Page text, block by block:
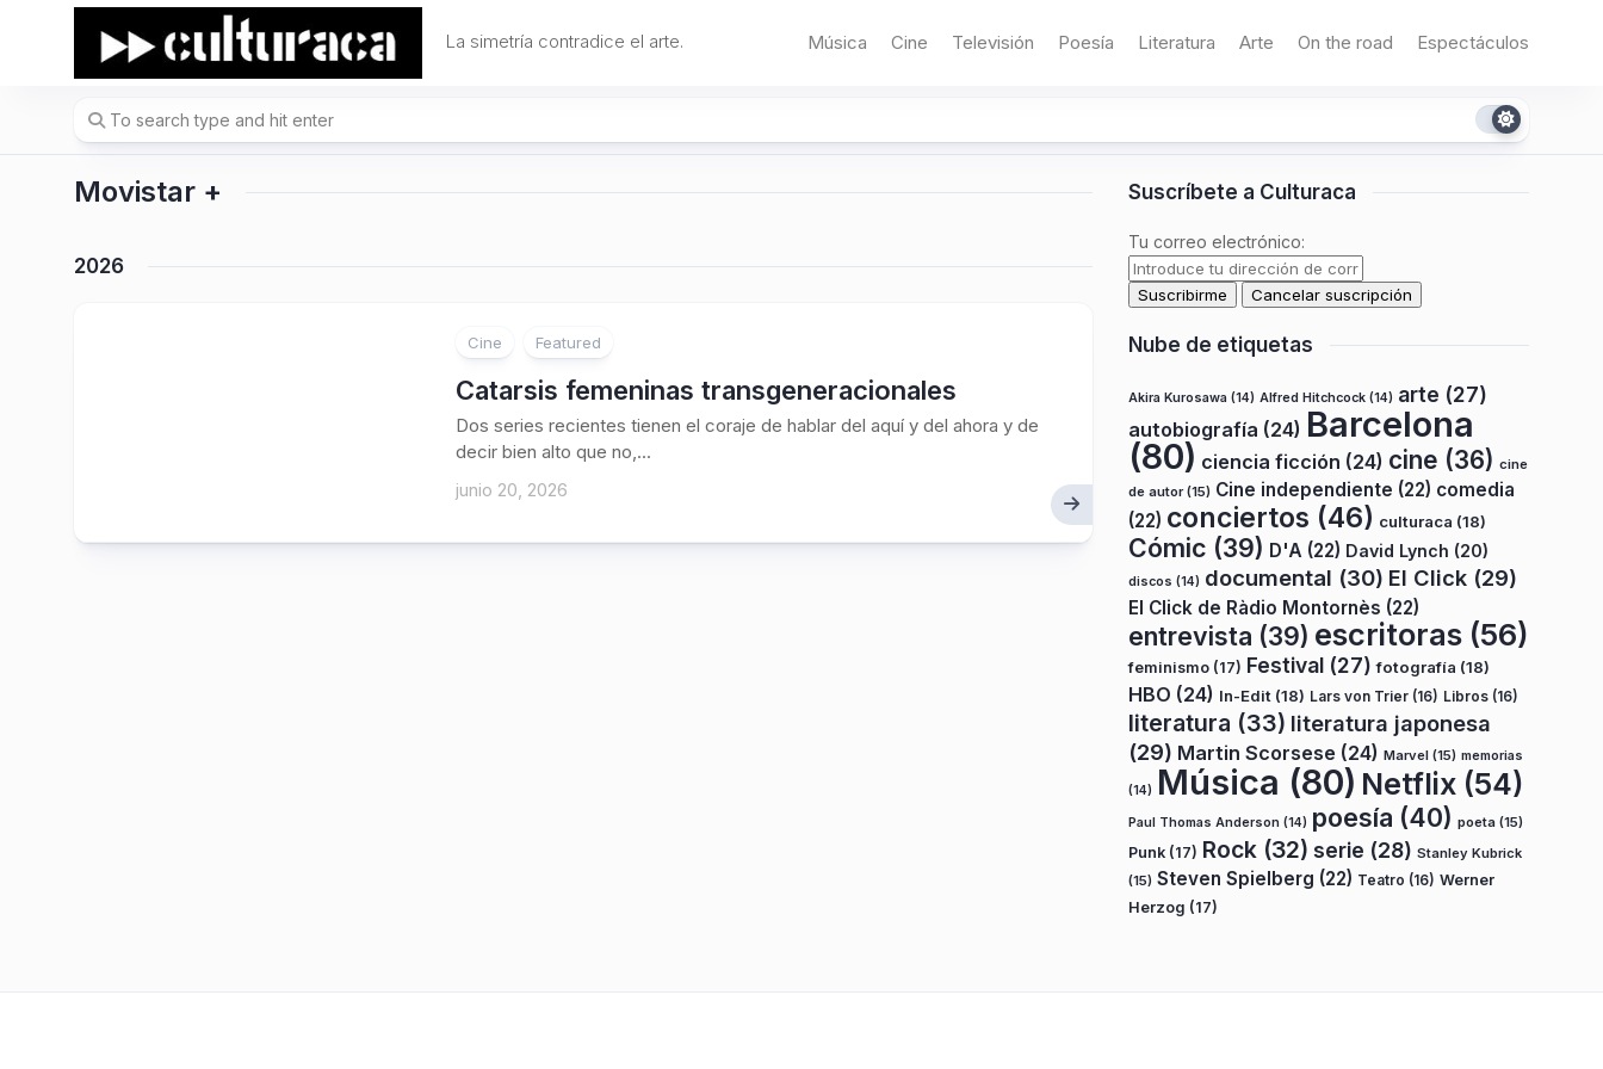
La simetría contradice el arte. Música Cine Televisión Poesía Literatura Arte On the road Espectáculos
Movistar +
2026
Cine Featured
Catarsis femeninas transgeneracionales
Dos series recientes tienen el coraje de hablar del aquí y del ahora y de
decir bien alto que no,...
junio 20, 2026
Suscríbete a Culturaca
Tu correo electrónico:
Nube de etiquetas
Akira Kurosawa (14) Alfred Hitchcock (14) arte (27)
autobiografía (24) Barcelona
(80) ciencia ficción (24) cine (36) cine
de autor(15) Cine independiente (22) comedia
(22) conciertos (46) culturaca (18)
Cómic (39) D'A (22) David Lynch (20)
discos (14) documental (30) El Click (29)
El Click de Ràdio Montornès (22)
entrevista (39) escritoras (56)
feminismo (17) Festival (27) fotografía (18)
HBO (24) In-Edit (18) Lars von Trier (16) Libros (16)
literatura (33) literatura japonesa
(29) Martin Scorsese (24) Marvel (15) memorias
(14) Música (80) Netflix (54)
Paul Thomas Anderson (14) poesía (40) poeta (15)
Punk (17) Rock (32) serie (28) Stanley Kubrick
(15) Steven Spielberg (22) Teatro (16) Werner
Herzog (17)